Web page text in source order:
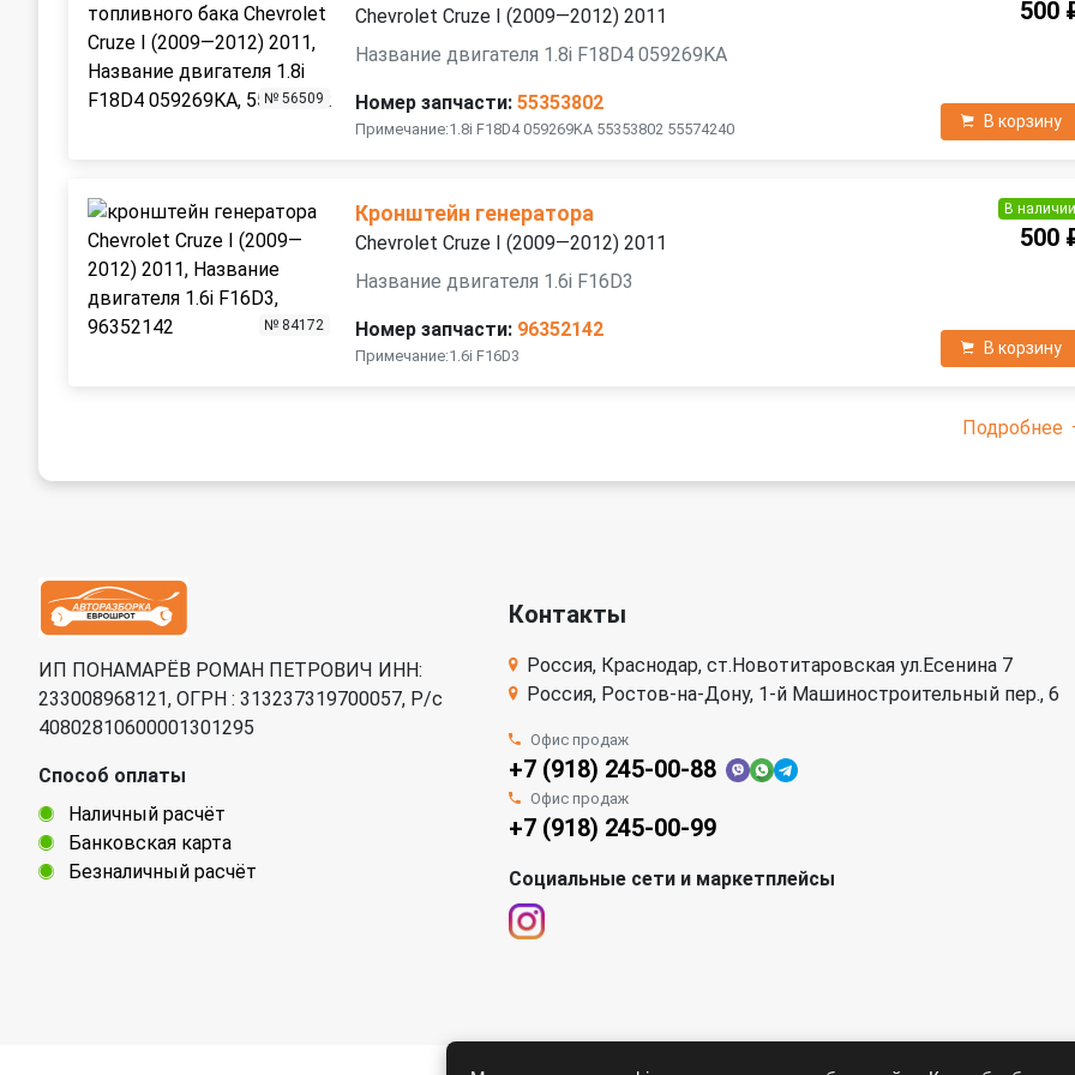
№ 56509
Chevrolet Cruze I (2009—2012) 2011
Название двигателя 1.8i F18D4 059269KA
Номер запчасти: 55353802
Примечание:1.8i F18D4 059269KA 55353802 55574240
500
В корзину
№ 84172
Кронштейн генератора
Chevrolet Cruze I (2009—2012) 2011
Название двигателя 1.6i F16D3
Номер запчасти: 96352142
Примечание:1.6i F16D3
В наличии
500
В корзину
Подробнее
ИП ПОНАМАРЁВ РОМАН ПЕТРОВИЧ ИНН:
233008968121, ОГРН : 313237319700057, Р/c
40802810600001301295
Способ оплаты
Наличный расчёт
Банковская карта
Безналичный расчёт
Контакты
Россия, Краснодар, ст.Новотитаровская ул.Есенина 7
Россия, Ростов-на-Дону, 1-й Машиностроительный пер., 6
Офис продаж
+7 (918) 245-00-88
Офис продаж
+7 (918) 245-00-99
Социальные сети и маркетплейсы